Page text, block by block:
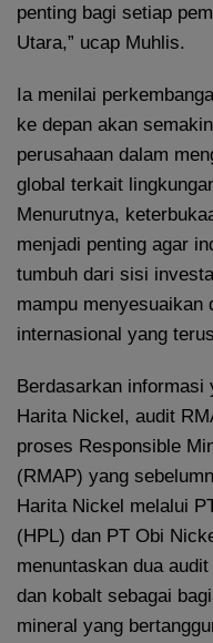
penting bagi setiap
Utara,” ucap Muhlis.
Ia menilai
ke depan akan
perusahaan dalam
global terkait
Menurutnya,
menjadi penting agar
tumbuh dari sisi
mampu menyesuaikan
internasional yang
Berdasarkan
Harita Nickel, audit
proses Responsible
(RMAP) yang
Harita Nickel melalui
(HPL) dan PT Obi
menuntaskan dua
dan kobalt sebagai
mineral yang